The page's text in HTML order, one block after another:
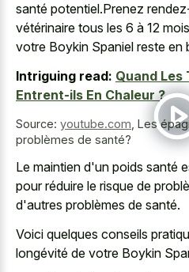
santé potentiel.Prenez
vétérinaire tous les 6 à 12
votre Boykin Spaniel reste en
Intriguing read: Quand Les
Entrent-ils En Chaleur ?
Source: youtube.com Les
problèmes de santé?
Le maintien d'un poids santé
pour réduire le risque de
d'autres problèmes de santé.
Voici quelques conseils
longévité de votre Boykin